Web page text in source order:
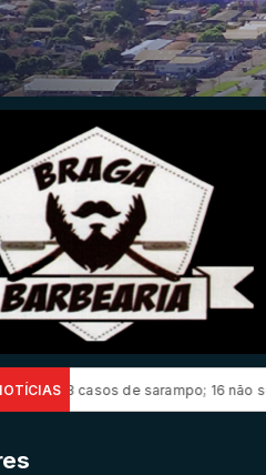
de sarampo; 16 não se vacinaram